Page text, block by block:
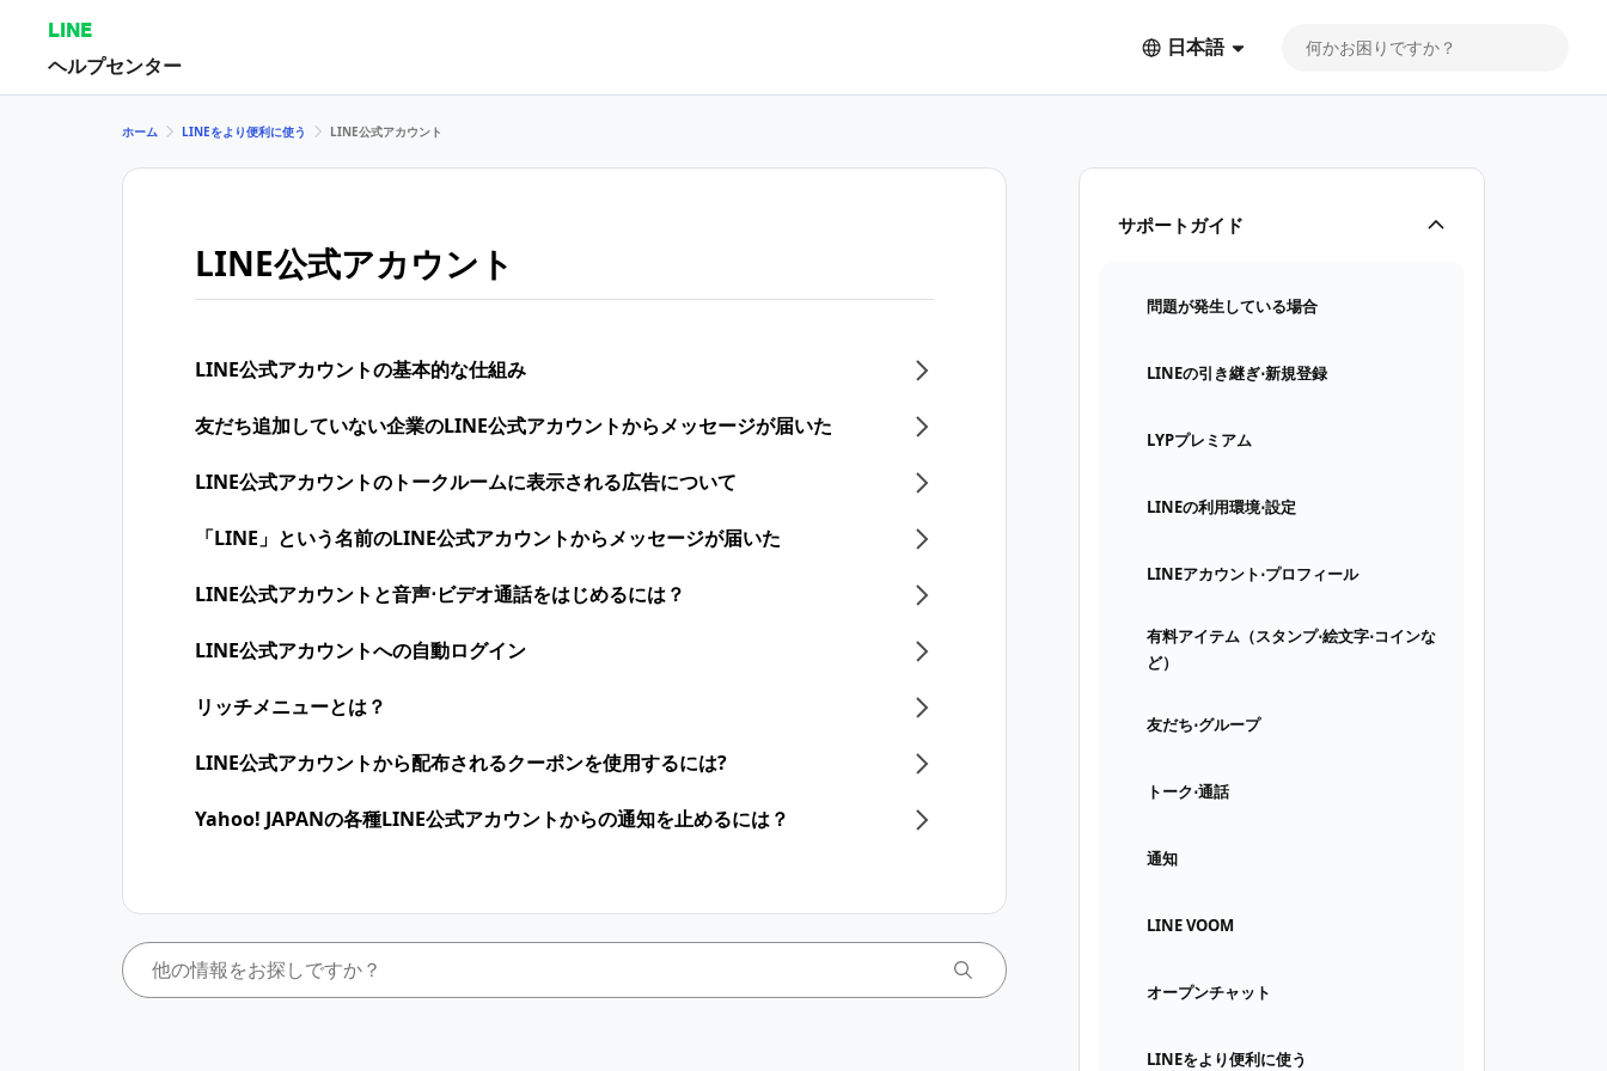
LINE
ヘルプセンター
日本語
サポートガイド
問題が発生している場合
LINEの引き継ぎ⋅新規登録
LYPプレミアム
LINEの利用環境⋅設定
LINEアカウント⋅プロフィール
有料アイテム（スタンプ⋅絵文字⋅コインな
ど）
友だち⋅グループ
トーク⋅通話
通知
LINE VOOM
オープンチャット
LINEをより便利に使う
ホーム LINEをより便利に使う LINE公式アカウント
LINE公式アカウント
LINE公式アカウントの基本的な仕組み
友だち追加していない企業のLINE公式アカウントからメッセージが届いた
LINE公式アカウントのトークルームに表示される広告について
「LINE」という名前のLINE公式アカウントからメッセージが届いた
LINE公式アカウントと音声⋅ビデオ通話をはじめるには？
LINE公式アカウントへの自動ログイン
リッチメニューとは？
LINE公式アカウントから配布されるクーポンを使用するには?
Yahoo! JAPANの各種LINE公式アカウントからの通知を止めるには？